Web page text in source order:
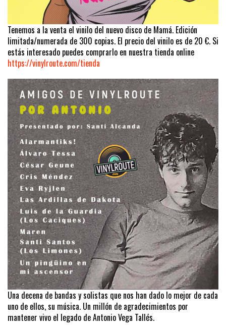
Tenemos a la venta el vinilo del nuevo disco de Mamá. Edición
limitada/numerada de 300 copias. El precio del vinilo es de 20 €. Si
estás interesado puedes comprarlo en nuestra tienda online
https://vinylroute.com/tienda
Una decena de bandas y solistas que nos han dado lo mejor de cada
uno de ellos, su música. Un millón de agradecimientos por
mantener vivo el legado de Antonio Vega Tallés.